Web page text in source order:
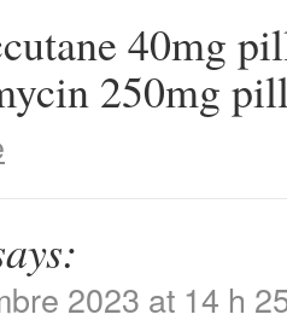
40mg
250mg
2023 at 14 h